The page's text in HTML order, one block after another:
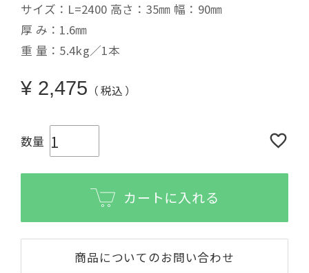
サイズ：L=2400 高さ：35㎜ 幅：90㎜
厚 み：1.6㎜
重 量：5.4kg／1本
¥ 2,475 税込
カートに入れる
商品についてのお問い合わせ